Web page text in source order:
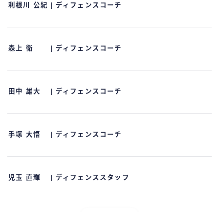
利根川 公紀 | ディフェンスコーチ
森上 衛 | ディフェンスコーチ
田中 雄大 | ディフェンスコーチ
手塚 大悟 | ディフェンスコーチ
児玉 直輝 | ディフェンススタッフ